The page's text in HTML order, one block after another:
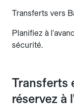
Transferts vers
Planifiez à
sécurité.
Transferts
réservez à